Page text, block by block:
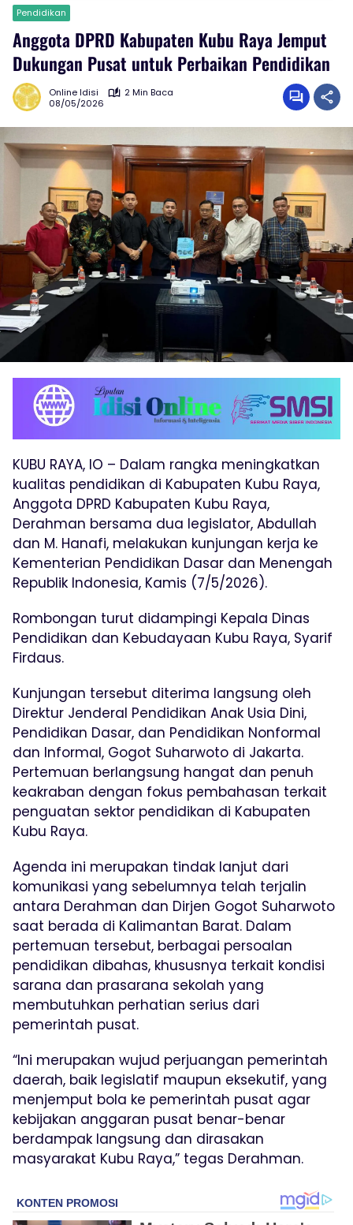
Pendidikan
Anggota DPRD Kabupaten Kubu Raya Jemput
Dukungan Pusat untuk Perbaikan Pendidikan
Online Idisi
2 Min Baca
08/05/2026
KUBU RAYA, IO – Dalam rangka meningkatkan
kualitas pendidikan di Kabupaten Kubu Raya,
Anggota DPRD Kabupaten Kubu Raya,
Derahman bersama dua legislator, Abdullah
dan M. Hanafi, melakukan kunjungan kerja ke
Kementerian Pendidikan Dasar dan Menengah
Republik Indonesia, Kamis (7/5/2026).
Rombongan turut didampingi Kepala Dinas
Pendidikan dan Kebudayaan Kubu Raya, Syarif
Firdaus.
Kunjungan tersebut diterima langsung oleh
Direktur Jenderal Pendidikan Anak Usia Dini,
Pendidikan Dasar, dan Pendidikan Nonformal
dan Informal, Gogot Suharwoto di Jakarta.
Pertemuan berlangsung hangat dan penuh
keakraban dengan fokus pembahasan terkait
penguatan sektor pendidikan di Kabupaten
Kubu Raya.
Agenda ini merupakan tindak lanjut dari
komunikasi yang sebelumnya telah terjalin
antara Derahman dan Dirjen Gogot Suharwoto
saat berada di Kalimantan Barat. Dalam
pertemuan tersebut, berbagai persoalan
pendidikan dibahas, khususnya terkait kondisi
sarana dan prasarana sekolah yang
membutuhkan perhatian serius dari
pemerintah pusat.
“Ini merupakan wujud perjuangan pemerintah
daerah, baik legislatif maupun eksekutif, yang
menjemput bola ke pemerintah pusat agar
kebijakan anggaran pusat benar-benar
berdampak langsung dan dirasakan
masyarakat Kubu Raya,” tegas Derahman.